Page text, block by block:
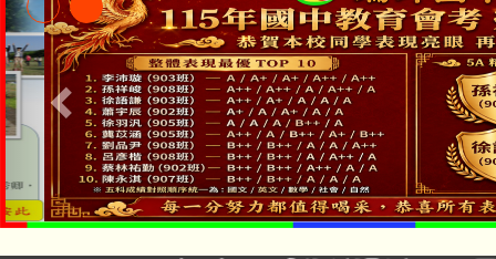
「本色祭」8/29、30在
場熱烈登場!
8/21下午1時於龍潭區